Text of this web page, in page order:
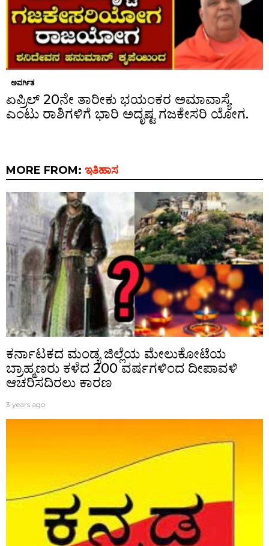
ಅವರ್ಗಿತ
ಏಪ್ರಿಲ್ 20ನೇ ತಾರೀಕು ಭಯಂಕರ ಅಮಾವಾಸ್ಯೆ
ಎಂಟು ರಾಶಿಗಳಿಗೆ ಭಾರಿ ಅದೃಷ್ಟ ಗಜಕೇಸರಿ ಯೋಗ.
MORE FROM: ಇತಿಹಾಸ
ಕರ್ನಾಟಕದ ಮಂಡ್ಯ ಜಿಲ್ಲೆಯ ಮೇಲುಕೋಟೆಯ
ಬ್ರಾಹ್ಮಣರು ಕಳೆದ 200 ವರ್ಷಗಳಿಂದ ದೀಪಾವಳಿ
ಆಚರಿಸದಿರಲು ಕಾರಣ
3 years ago